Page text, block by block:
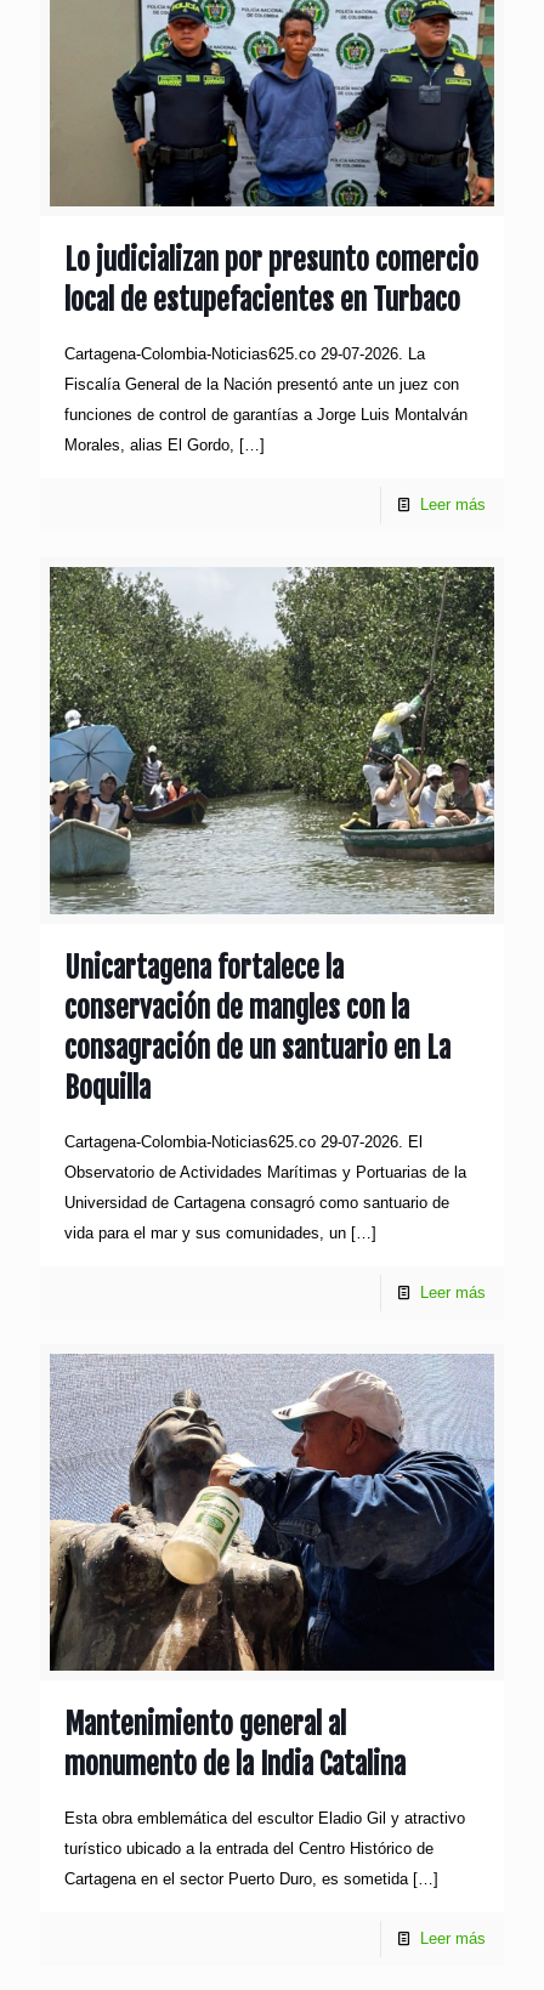
Lo judicializan por presunto comercio
local de estupefacientes en Turbaco
Cartagena-Colombia-Noticias625.co 29-07-2026. La
Fiscalía General de la Nación presentó ante un juez con
funciones de control de garantías a Jorge Luis Montalván
Morales, alias El Gordo, […]
Leer más
Unicartagena fortalece la
conservación de mangles con la
consagración de un santuario en La
Boquilla
Cartagena-Colombia-Noticias625.co 29-07-2026. El
Observatorio de Actividades Marítimas y Portuarias de la
Universidad de Cartagena consagró como santuario de
vida para el mar y sus comunidades, un […]
Leer más
Mantenimiento general al
monumento de la India Catalina
Esta obra emblemática del escultor Eladio Gil y atractivo
turístico ubicado a la entrada del Centro Histórico de
Cartagena en el sector Puerto Duro, es sometida […]
Leer más